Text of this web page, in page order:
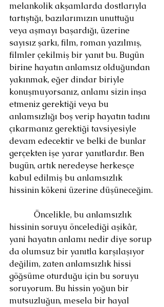
melankolik akşamlarda dostlarıyla
tartıştığı, bazılarımızın unuttuğu
veya aşmayı başardığı, üzerine
sayısız şarkı, film, roman yazılmış,
filmler çekilmiş bir yanıt bu. Bugün
birine hayatın anlamsız olduğundan
yakınmak, eğer dindar biriyle
konuşmuyorsanız, anlamı sizin inşa
etmeniz gerektiği veya bu
anlamsızlığı boş verip hayatın tadını
çıkarmanız gerektiği tavsiyesiyle
devam edecektir ve belki de bunlar
gerçekten işe yarar yanıtlardır. Ben
bugün, artık neredeyse herkesçe
kabul edilmiş bu anlamsızlık
hissinin kökeni üzerine düşüneceğim.
Öncelikle, bu anlamsızlık
hissinin soruyu öncelediği aşikâr,
yani hayatın anlamı nedir diye sorup
da olumsuz bir yanıtla karşılaşıyor
değilim, zaten anlamsızlık hissi
göğsüme oturduğu için bu soruyu
soruyorum. Bu hissin yoğun bir
mutsuzluğun, mesela bir hayal